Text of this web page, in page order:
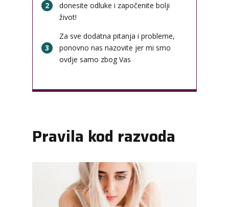
2
donesite odluke i započenite bolji
život!
3
Za sve dodatna pitanja i probleme,
ponovno nas nazovite jer mi smo
ovdje samo zbog Vas
Pravila kod razvoda